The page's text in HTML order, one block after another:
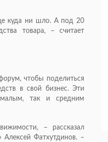
куда ни шло. А под 20
товара, – считает
чтобы поделиться
в свой бизнес. Эти
так и средним
– рассказал
Фатхутдинов. –